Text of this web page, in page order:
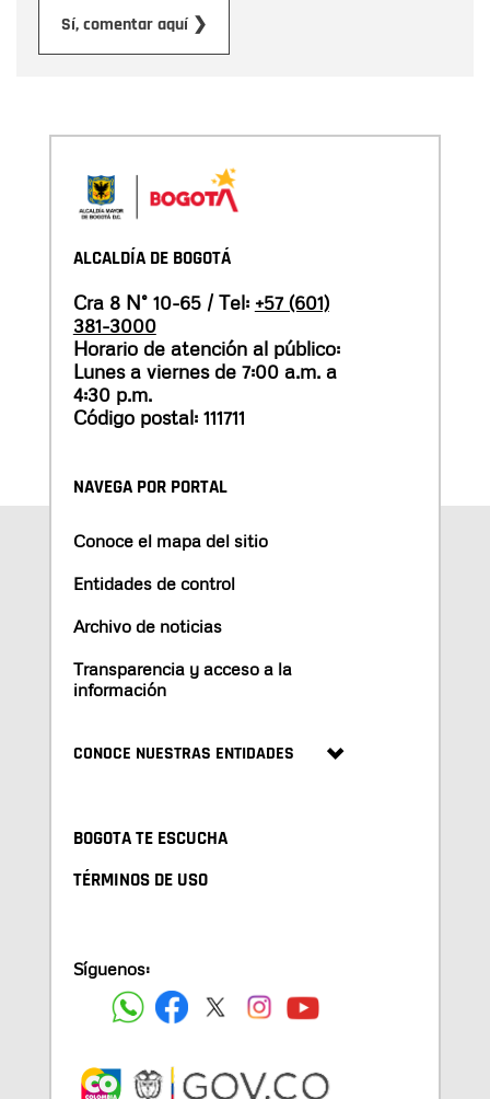
Sí, comentar aquí ❯
ALCALDÍA DE BOGOTÁ
Cra 8 N° 10-65 / Tel: +57 (601)
381-3000
Horario de atención al público:
Lunes a viernes de 7:00 a.m. a
4:30 p.m.
Código postal: 111711
NAVEGA POR PORTAL
Conoce el mapa del sitio
Entidades de control
Archivo de noticias
Transparencia y acceso a la
información
CONOCE NUESTRAS ENTIDADES
BOGOTA TE ESCUCHA
TÉRMINOS DE USO
Síguenos: